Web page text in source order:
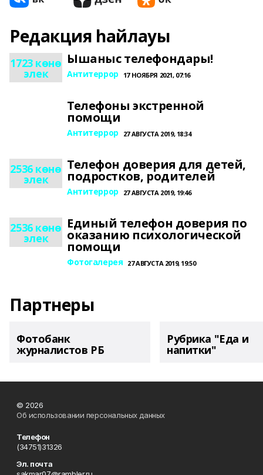
Редакция һайлауы
1723 көнө
элек
Ышаныс телефондары!
Антитеррор 17 НОЯБРЯ 2021, 07:16
Телефоны экстренной
помощи
Антитеррор 27 АВГУСТА 2019, 18:34
2536 көнө
элек
Телефон доверия для детей,
подростков, родителей
Антитеррор 27 АВГУСТА 2019, 19:46
2536 көнө
элек
Единый телефон доверия по
оказанию психологической
помощи
Фотогалерея 27 АВГУСТА 2019, 19:50
Партнеры
Фотобанк
журналистов РБ
Рубрика "Еда и
напитки"
© 2026
Об использовании персональных данных
Телефон
(34751)31326
Эл. почта